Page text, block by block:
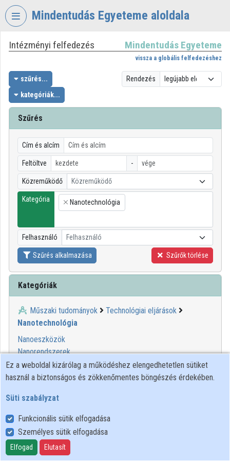
Fejléc kihagyása
Mindentudás Egyeteme aloldala
VIDEOTORIUM
MINDENTUDÁS
EGYETEME
Intézményi kezdőlap
Bejelentkezés
Intézményi felfedezés
Kategóriák
Intézményi listák
Közreműködők
Intézményi felfedezés Mindentudás Egyeteme
vissza a globális felfedezéshez
szűrés...
kategóriák...
Rendezés
Szűrés
Cím és alcím
Feltöltve -
Közreműködő Közreműködő
Kategória
×
Nanotechnológia
Felhasználó Felhasználó
Szűrés alkalmazása Szűrők törlése
Kategóriák
Műszaki tudományok
Technológiai eljárások
Nanotechnológia
Nanoeszközök
Nanorendszerek
00:04:59 MINDENTUDÁS
Ez a weboldal kizárólag a működéshez elengedhetetlen sütiket
használ a biztonságos és zökkenőmentes böngészés érdekében.
Süti szabályzat
Funkcionális sütik elfogadása
Személyes sütik elfogadása
Elfogad Elutasít